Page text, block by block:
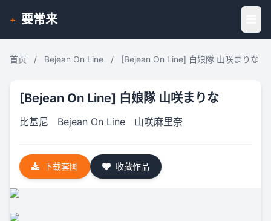
+ 要常来
首页 / Bejean On Line / [Bejean On Line] 白娘隊 山咲まりな
[Bejean On Line] 白娘隊 山咲まりな
比基尼 Bejean On Line 山咲麻里奈
下载套图 收藏作品